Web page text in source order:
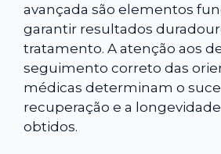
avançada são elementos
garantir resultados
tratamento. A atenção aos
seguimento correto das
médicas determinam o
recuperação e a
obtidos.